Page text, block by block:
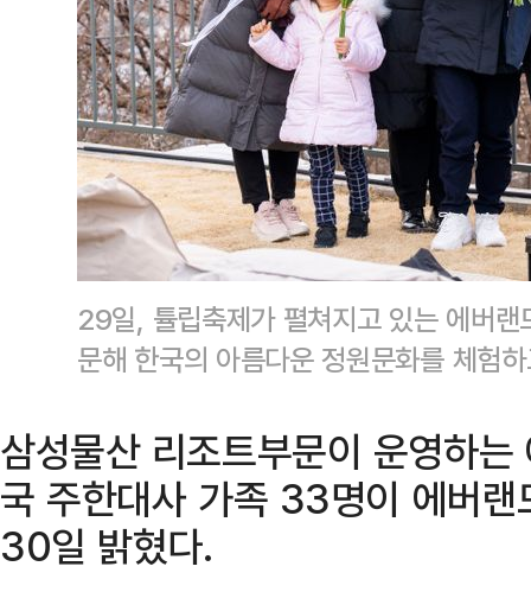
29일, 튤립축제가 펼쳐지고 있는 에버
문해 한국의 아름다운 정원문화를 체험
삼성물산 리조트부문이 운영하
국 주한대사 가족 33명이 에버
30일 밝혔다.